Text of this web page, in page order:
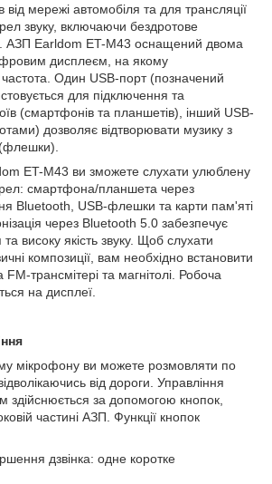
мережі автомобіля та для трансляції
звуку, включаючи бездротове
АЗП Earldom ET-M43 оснащений двома
дисплеєм, на якому
Один USB-порт (позначений
для підключення та
(смартфонів та планшетів), інший USB-
дозволяє відтворювати музику з
ET-M43 ви зможете слухати улюблену
смартфона/планшета через
Bluetooth, USB-флешки та карти пам'яті
через Bluetooth 5.0 забезпечує
високу якість звуку. Щоб слухати
композиції, вам необхідно встановити
трансмітері та магнітолі. Робоча
на дисплеї.
мікрофону ви можете розмовляти по
від дороги. Управління
здійснюється за допомогою кнопок,
частині АЗП. Функції кнопок
дзвінка: одне коротке